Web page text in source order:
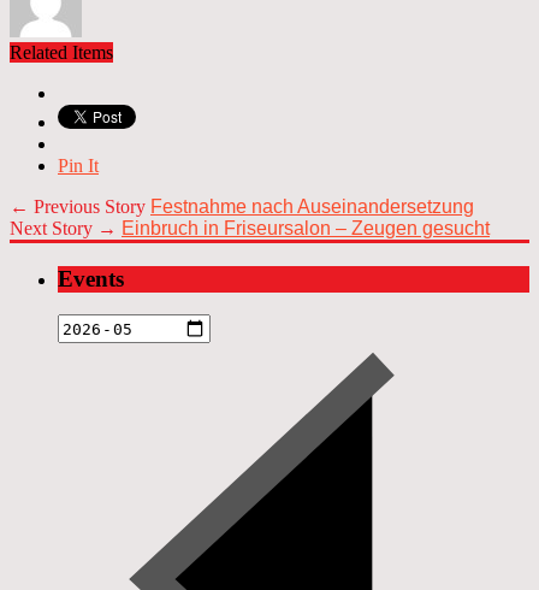
Related Items
Pin It
← Previous Story Festnahme nach Auseinandersetzung
Next Story → Einbruch in Friseursalon – Zeugen gesucht
Events